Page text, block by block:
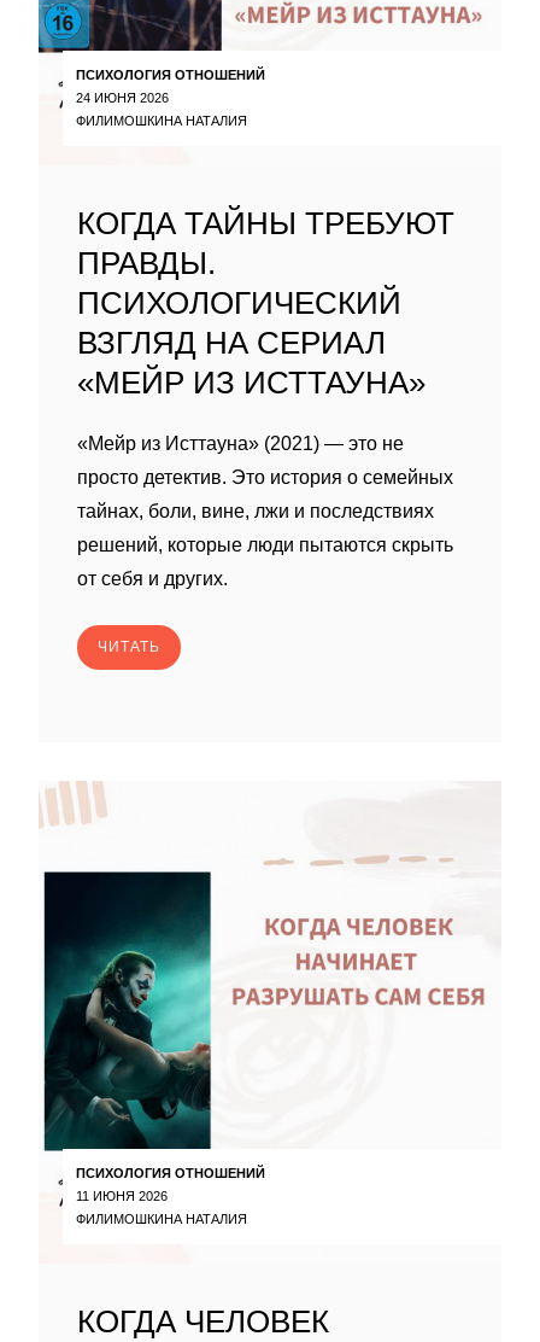
ПСИХОЛОГИЯ ОТНОШЕНИЙ
24 ИЮНЯ 2026
ФИЛИМОШКИНА НАТАЛИЯ
КОГДА ТАЙНЫ ТРЕБУЮТ
ПРАВДЫ.
ПСИХОЛОГИЧЕСКИЙ
ВЗГЛЯД НА СЕРИАЛ
«МЕЙР ИЗ ИСТТАУНА»
«Мейр из Исттауна» (2021) — это не
просто детектив. Это история о семейных
тайнах, боли, вине, лжи и последствиях
решений, которые люди пытаются скрыть
от себя и других.
ЧИТАТЬ
ПСИХОЛОГИЯ ОТНОШЕНИЙ
11 ИЮНЯ 2026
ФИЛИМОШКИНА НАТАЛИЯ
КОГДА ЧЕЛОВЕК